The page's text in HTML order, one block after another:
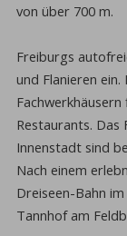
von über 700 m.
Freiburgs
und Flanieren ein.
Restaurants.
Innenstadt sind
Nach einem
Dreiseen-Bahn
Tannhof am